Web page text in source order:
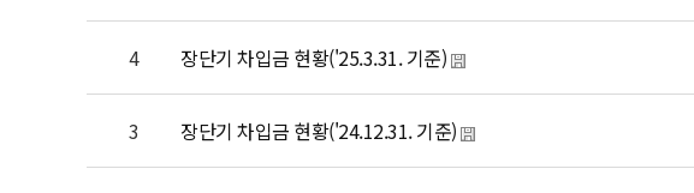
4 장단기 차입금 현황('25.3.31. 기준)
3 장단기 차입금 현황('24.12.31. 기준)